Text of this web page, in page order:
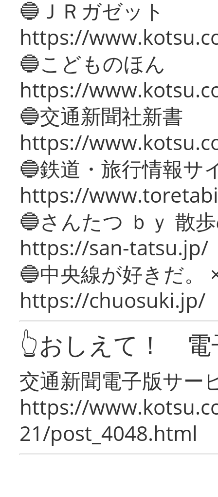
🔵ＪＲガゼット
https://
🔵こどものほん
https://
🔵交通新聞社新書
https://
🔵鉄道・旅行情報サ
https://
🔵さんたつ ｂｙ 散
https://san-tatsu.jp/
🔵中央線が好きだ。
https://chuosuki.jp/
👆おしえて！ 電
交通新聞電子版サー
https://
21/post_4048.html